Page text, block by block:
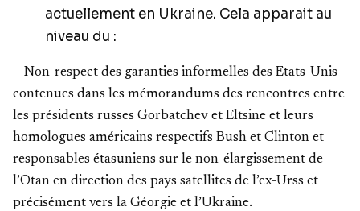
actuellement en Ukraine. Cela apparait au
niveau du :
- Non-respect des garanties informelles des Etats-Unis
contenues dans les mémorandums des rencontres entre
les présidents russes Gorbatchev et Eltsine et leurs
homologues américains respectifs Bush et Clinton et
responsables étasuniens sur le non-élargissement de
l’Otan en direction des pays satellites de l’ex-Urss et
précisément vers la Géorgie et l’Ukraine.